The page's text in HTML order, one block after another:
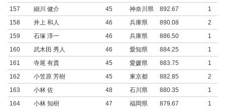
157
細川 健介 45 神奈川県 892.67
1
158
井上 和人 46 兵庫県 890.08
2
159
石塚 淳一 46 兵庫県 886.50
1
160
武木田 秀人 46 愛知県 884.25
1
161
寺尾 有貴 45 愛媛県 883.75
1
162
小笠原 芳樹 45 東京都 882.85
2
163
小林 佐 48 石川県 880.35
1
164
小林 知樹 47 福岡県 879.67
1